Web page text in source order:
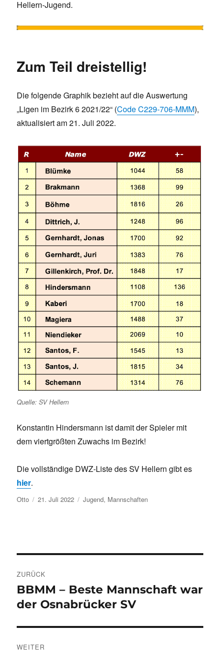
Hellern-Jugend.
Zum Teil dreistellig!
Die folgende Graphik bezieht auf die Auswertung
„Ligen im Bezirk 6 2021/22“ (Code C229-706-MMM),
aktualisiert am 21. Juli 2022.
Quelle: SV Hellern
Konstantin Hindersmann ist damit der Spieler mit
dem viertgrößten Zuwachs im Bezirk!
Die vollständige DWZ-Liste des SV Hellern gibt es
hier.
Autor
Otto Veröffentlicht
am
21. Juli 2022 Kategorien
Jugend, Mannschaften
ZURÜCK
Vorheriger
Beitrag:
BBMM – Beste Mannschaft war
der Osnabrücker SV
WEITER